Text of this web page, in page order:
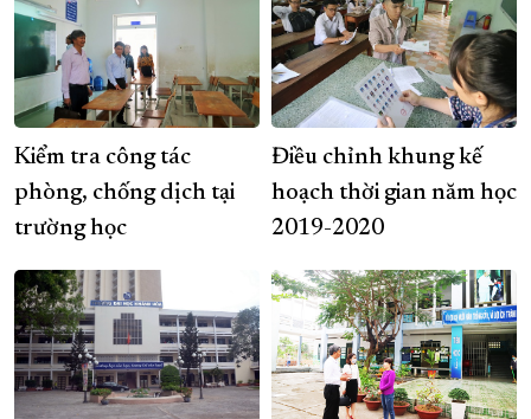
Kiểm tra công tác
phòng, chống dịch tại
trường học
Điều chỉnh khung kế
hoạch thời gian năm học
2019-2020